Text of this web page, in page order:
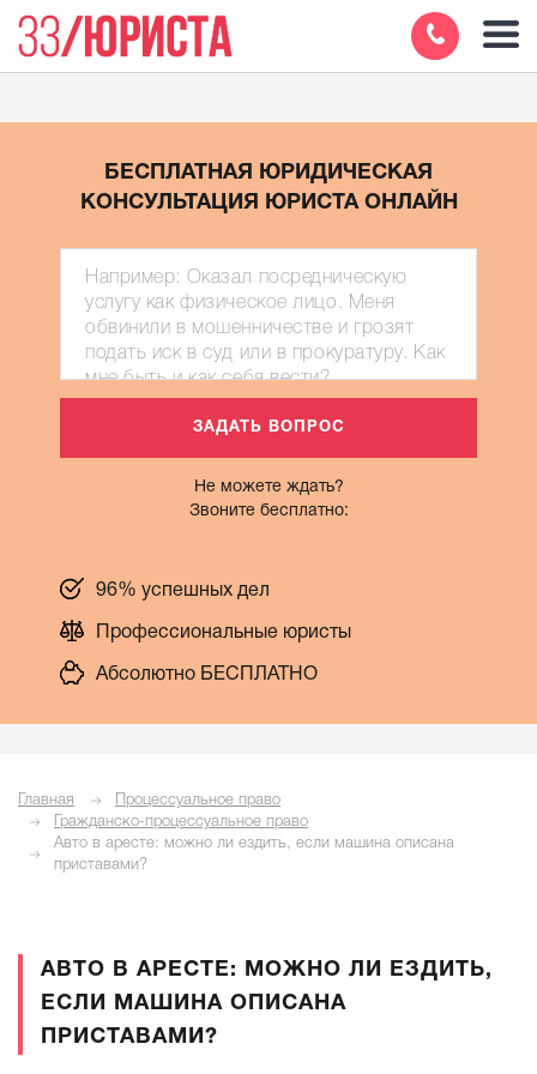
БЕСПЛАТНАЯ ЮРИДИЧЕСКАЯ
КОНСУЛЬТАЦИЯ ЮРИСТА ОНЛАЙН
Не можете ждать?
Звоните бесплатно:
96% успешных дел
Профессиональные юристы
Абсолютно БЕСПЛАТНО
Главная
Процессуальное право
Гражданско-процессуальное право
Авто в аресте: можно ли ездить, если машина описана
приставами?
АВТО В АРЕСТЕ: МОЖНО ЛИ ЕЗДИТЬ,
ЕСЛИ МАШИНА ОПИСАНА
ПРИСТАВАМИ?